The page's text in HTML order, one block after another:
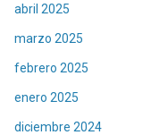
abril 2025
marzo 2025
febrero 2025
enero 2025
diciembre 2024